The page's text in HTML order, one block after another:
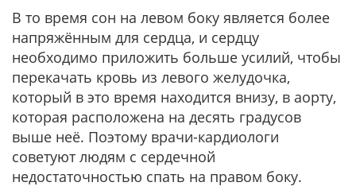
В то время сон на левом боку является более
напряжённым для сердца, и сердцу
необходимо приложить больше усилий, чтобы
перекачать кровь из левого желудочка,
который в это время находится внизу, в аорту,
которая расположена на десять градусов
выше неё. Поэтому врачи-кардиологи
советуют людям с сердечной
недостаточностью спать на правом боку.